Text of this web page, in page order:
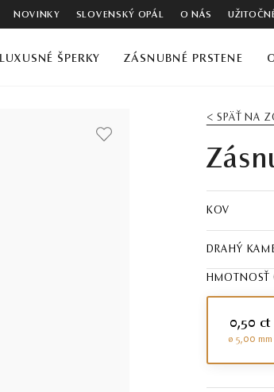
NOVINKY SLOVENSKÝ OPÁL O NÁS
LUXUSNÉ ŠPERKY ZÁSNUBNÉ PRSTENE
< SPÄŤ NA
KOV
DRAHÝ
HMOTNOSŤ
0,50 ct
ø 5,00 mm